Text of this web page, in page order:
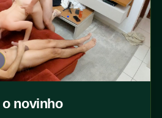
novinho